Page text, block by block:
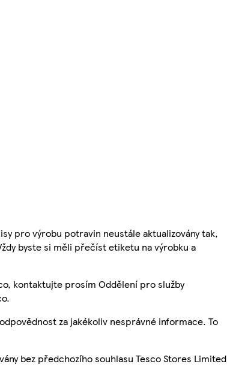
pro výrobu potravin neustále aktualizovány tak,
byste si měli přečíst etiketu na výrobku a
kontaktujte prosím Oddělení pro služby
za jakékoliv nesprávné informace. To
bez předchozího souhlasu Tesco Stores Limited